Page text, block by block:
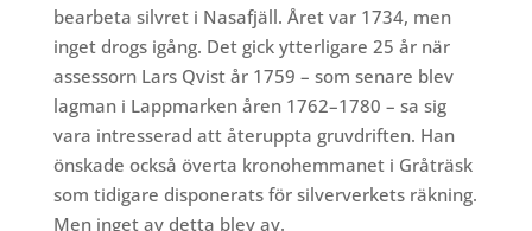
bearbeta silvret i Nasafjäll. Året var 1734, men
inget drogs igång. Det gick ytterligare 25 år när
assessorn Lars Qvist år 1759 – som senare blev
lagman i Lappmarken åren 1762–1780 – sa sig
vara intresserad att återuppta gruvdriften. Han
önskade också överta kronohemmanet i Gråträsk
som tidigare disponerats för silververkets räkning.
Men inget av detta blev av.